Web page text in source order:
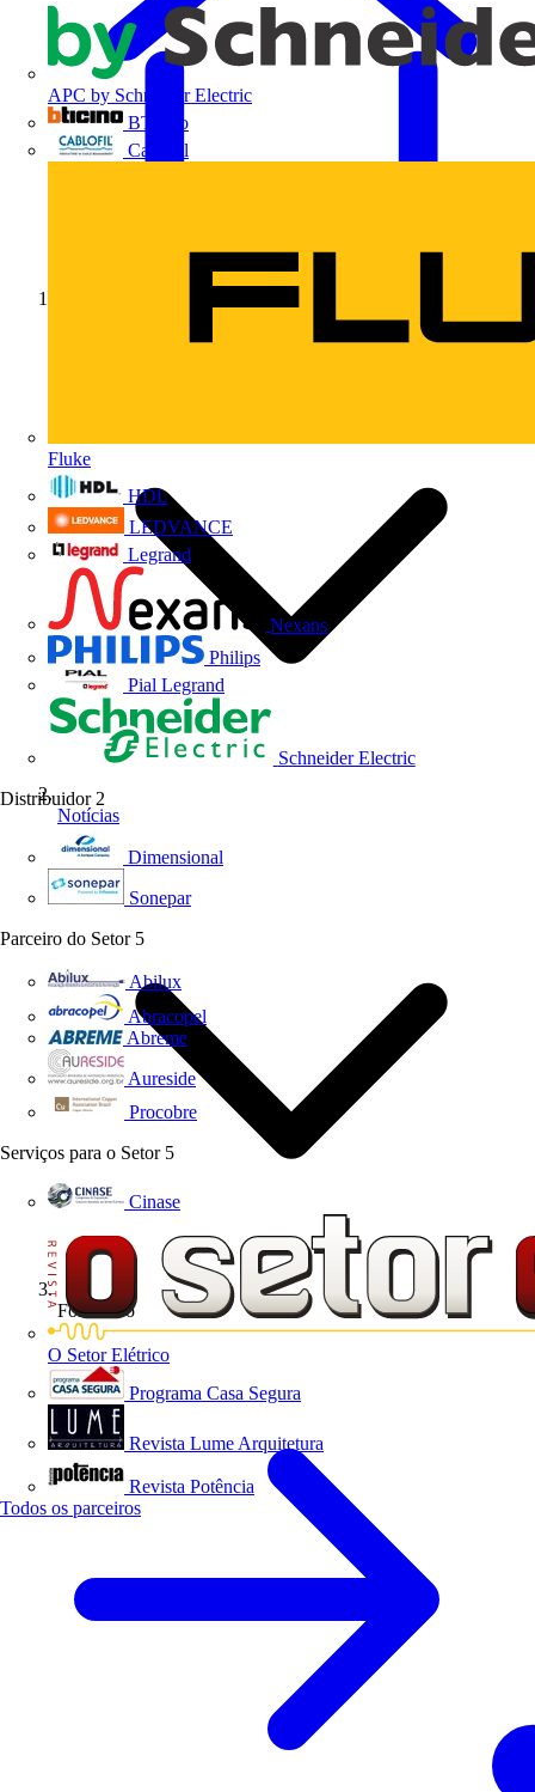
APC by Schneider Electric
BTicino
Cablofil
Fluke
HDL
LEDVANCE
Legrand
Nexans
Philips
Pial Legrand
Schneider Electric
Distribuidor 2
Dimensional
Sonepar
Parceiro do Setor 5
Abilux
Abracopel
Abreme
Aureside
Procobre
Serviços para o Setor 5
Cinase
O Setor Elétrico
Programa Casa Segura
Revista Lume Arquitetura
Revista Potência
Todos os parceiros
Notícias
Formativo